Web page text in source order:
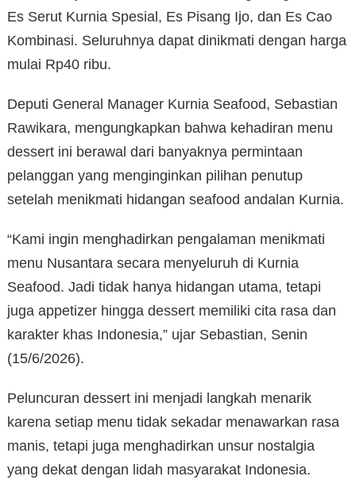
Es Serut Kurnia Spesial, Es Pisang Ijo, dan Es Cao
Kombinasi. Seluruhnya dapat dinikmati dengan harga
mulai Rp40 ribu.
Deputi General Manager Kurnia Seafood, Sebastian
Rawikara, mengungkapkan bahwa kehadiran menu
dessert ini berawal dari banyaknya permintaan
pelanggan yang menginginkan pilihan penutup
setelah menikmati hidangan seafood andalan Kurnia.
“Kami ingin menghadirkan pengalaman menikmati
menu Nusantara secara menyeluruh di Kurnia
Seafood. Jadi tidak hanya hidangan utama, tetapi
juga appetizer hingga dessert memiliki cita rasa dan
karakter khas Indonesia,” ujar Sebastian, Senin
(15/6/2026).
Peluncuran dessert ini menjadi langkah menarik
karena setiap menu tidak sekadar menawarkan rasa
manis, tetapi juga menghadirkan unsur nostalgia
yang dekat dengan lidah masyarakat Indonesia.